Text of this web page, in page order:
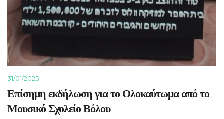
31/01/2025
Επίσημη εκδήλωση για το Ολοκαύτωμα από το
Μουσικό Σχολείο Βόλου